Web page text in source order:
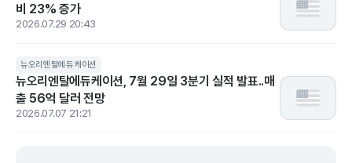
비 23% 증가
2026.07.29 20:43
뉴오리엔탈에듀케이션
뉴오리엔탈에듀케이션, 7월 29일 3분기 실적 발표..매
출 56억 달러 전망
2026.07.07 21:21